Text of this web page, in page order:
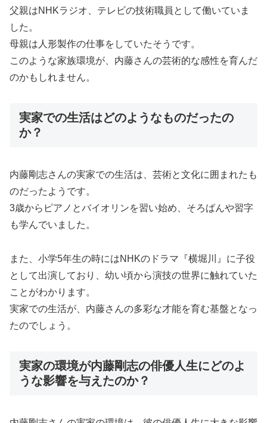
父親はNHKラジオ、テレビの技術職員として働いていま
した。
母親は人形製作の仕事をしていたそうです。
このような家族環境が、内藤さんの芸術的な感性を育んだ
のかもしれません。
実家での生活はどのようなものだったの
か？
内藤剛志さんの実家での生活は、芸術と文化に囲まれたも
のだったようです。
3歳からピアノとバイオリンを習い始め、そろばんや習字
も学んでいました。
また、小学5年生の時にはNHKのドラマ『横堀川』に子役
として出演しており、幼い頃から演技の世界に触れていた
ことがわかります。
実家での生活が、内藤さんの多彩な才能を育む基盤となっ
たのでしょう。
実家の環境が内藤剛志の俳優人生にどのよ
うな影響を与えたのか？